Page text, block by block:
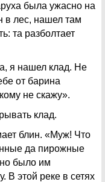
была ужасно на
в лес, нашел там
та разболтает
я нашел клад. Не
от барина
не скажу».
клад.
блин. «Муж! Что
да пирожные
было им
В этой реке в сетях